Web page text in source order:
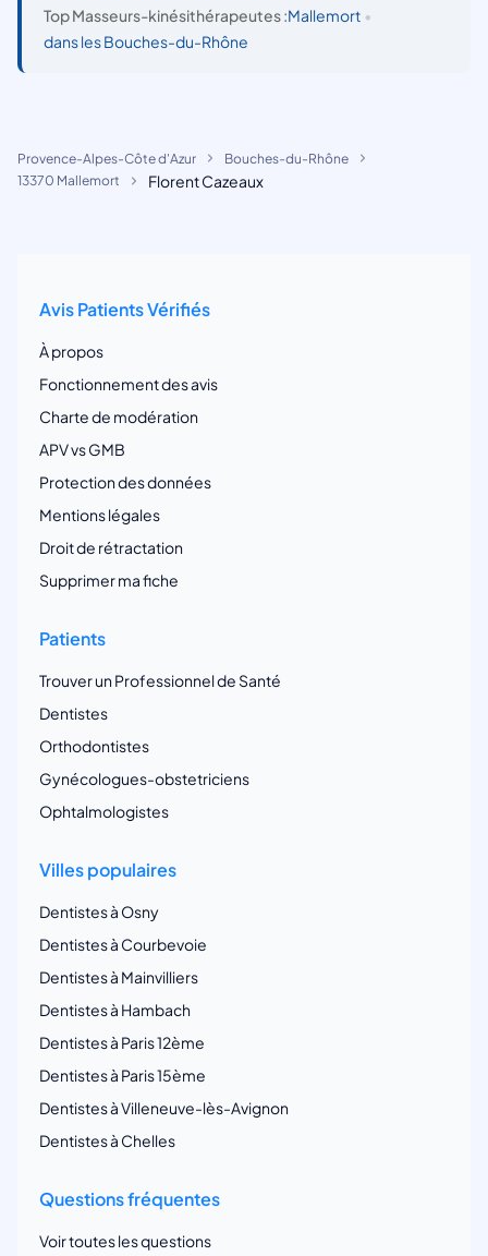
Top Masseurs-kinésithérapeutes :Mallemort •
dans les Bouches-du-Rhône
Provence-Alpes-Côte d'Azur
Bouches-du-Rhône
13370 Mallemort
Florent Cazeaux
Avis Patients Vérifiés
À propos
Fonctionnement des avis
Charte de modération
APV vs GMB
Protection des données
Mentions légales
Droit de rétractation
Supprimer ma fiche
Patients
Trouver un Professionnel de Santé
Dentistes
Orthodontistes
Gynécologues-obstetriciens
Ophtalmologistes
Villes populaires
Dentistes à Osny
Dentistes à Courbevoie
Dentistes à Mainvilliers
Dentistes à Hambach
Dentistes à Paris 12ème
Dentistes à Paris 15ème
Dentistes à Villeneuve-lès-Avignon
Dentistes à Chelles
Questions fréquentes
Voir toutes les questions